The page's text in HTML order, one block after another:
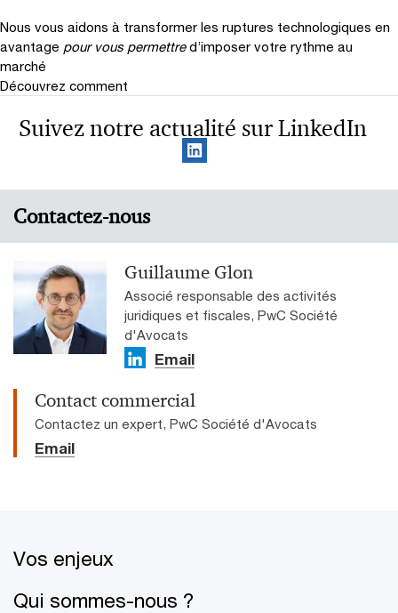
Nous vous aidons à transformer les ruptures technologiques en
avantage pour vous permettre d’imposer votre rythme au
marché
Découvrez comment
Suivez notre actualité sur LinkedIn
Contactez-nous
Guillaume Glon
Associé responsable des activités
juridiques et fiscales, PwC Société
d'Avocats
Email
Contact commercial
Contactez un expert, PwC Société d'Avocats
Email
Vos enjeux
Qui sommes-nous ?